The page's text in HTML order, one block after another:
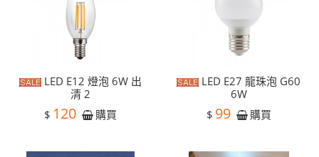
LED E12 燈泡 6W 出
清 2
$ 120 購買
LED E27 龍珠泡 G60
6W
$ 99 購買